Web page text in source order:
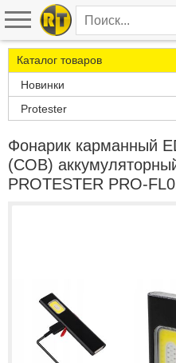
Каталог товаров
Новинки
Protester
Фонарик карманный
(COB)
PROTESTER PRO-